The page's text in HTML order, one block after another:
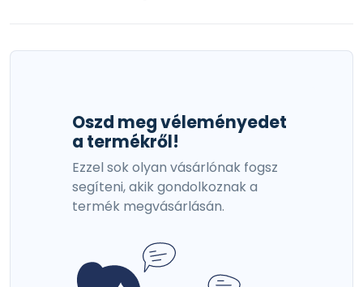
Oszd meg véleményedet
a termékről!
Ezzel sok olyan vásárlónak fogsz
segíteni, akik gondolkoznak a
termék megvásárlásán.